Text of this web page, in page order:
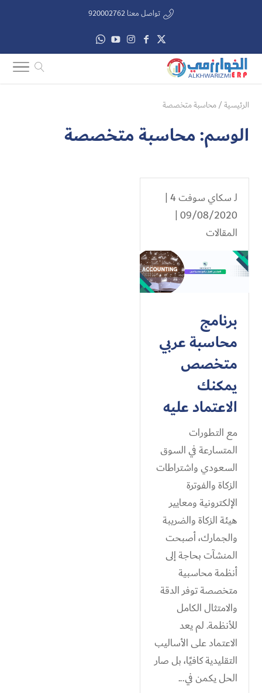
تواصل معنا 920002762
الرئيسية/محاسبة متخصصة
الوسم:محاسبة متخصصة
لـسكاي سوفت 4
|
09/08/2020 |
المقالات
برنامج
محاسبة عربي
متخصص
يمكنك
الاعتماد عليه
مع التطورات
المتسارعة في السوق
السعودي واشتراطات
الزكاة والفوترة
الإلكترونية ومعايير
هيئة الزكاة والضريبة
والجمارك، أصبحت
المنشآت بحاجة إلى
أنظمة محاسبية
متخصصة توفر الدقة
والامتثال الكامل
للأنظمة. لم يعد
الاعتماد على الأساليب
التقليدية كافيًا، بل صار
الحل يكمن في...